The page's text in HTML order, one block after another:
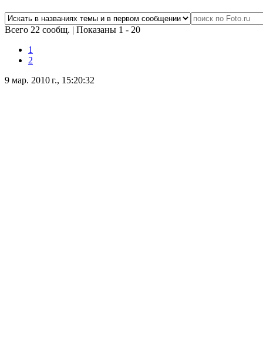
Всего 22 сообщ. | Показаны 1 - 20
1
2
9 мар. 2010 г., 15:20:32